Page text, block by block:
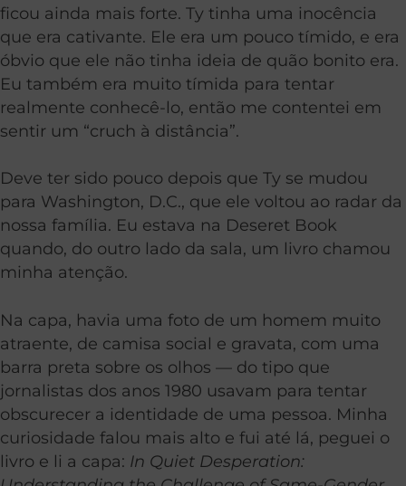
ficou ainda mais forte. Ty tinha uma inocência
que era cativante. Ele era um pouco tímido, e era
óbvio que ele não tinha ideia de quão bonito era.
Eu também era muito tímida para tentar
realmente conhecê-lo, então me contentei em
sentir um “cruch à distância”.
Deve ter sido pouco depois que Ty se mudou
para Washington, D.C., que ele voltou ao radar da
nossa família. Eu estava na Deseret Book
quando, do outro lado da sala, um livro chamou
minha atenção.
Na capa, havia uma foto de um homem muito
atraente, de camisa social e gravata, com uma
barra preta sobre os olhos — do tipo que
jornalistas dos anos 1980 usavam para tentar
obscurecer a identidade de uma pessoa. Minha
curiosidade falou mais alto e fui até lá, peguei o
livro e li a capa: In Quiet Desperation: